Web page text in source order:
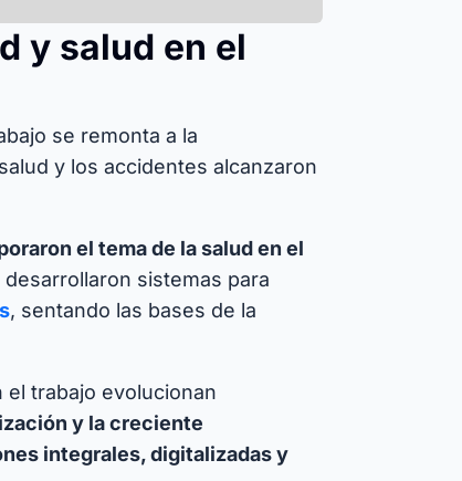
y salud en el
se remonta a la
y los accidentes alcanzaron
el tema de la salud en el
sistemas para
, sentando las bases de la
el trabajo evolucionan
y la creciente
integrales, digitalizadas y